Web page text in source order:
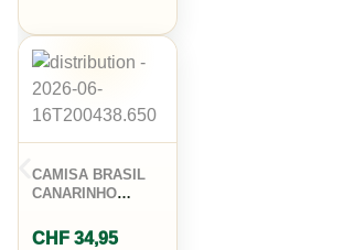
CAMISA BRASIL
CANARINHO
NEYMAR JR
CHF 34,95